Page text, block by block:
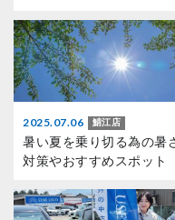
2025.07.06 鯖江店
暑い夏を乗り切る為の暑
対策やおすすめスポット